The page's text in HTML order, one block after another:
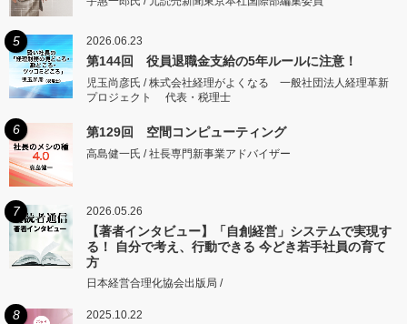
5 2026.06.23
第144回 役員退職金支給の5年ルールに注意！
児玉尚彦氏 / 株式会社経理がよくなる 一般社団法人経理革新
プロジェクト 代表・税理士
6 第129回 空間コンピューティング
高島健一氏 / 社長専門新事業アドバイザー
7 2026.05.26
【著者インタビュー】「自創経営」システムで実現す
る！ 自分で考え、行動できる 今どき若手社員の育て
方
日本経営合理化協会出版局 /
8 2025.10.22